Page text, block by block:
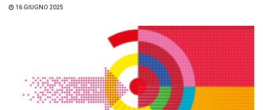
16 GIUGNO 2025